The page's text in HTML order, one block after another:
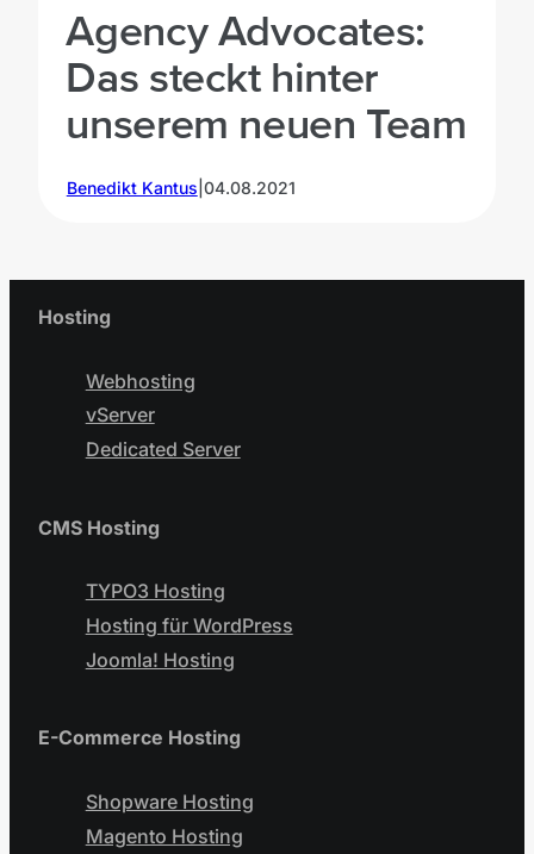
Agency Advocates:
Das steckt hinter
unserem neuen Team
Benedikt Kantus 04.08.2021
Hosting
Webhosting
vServer
Dedicated Server
CMS Hosting
TYPO3 Hosting
Hosting für WordPress
Joomla! Hosting
E-Commerce Hosting
Shopware Hosting
Magento Hosting